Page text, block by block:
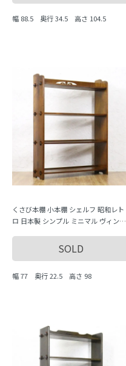
幅 88.5 奥行 34.5 高さ 104.5
くさび本棚 小本棚 シェルフ 昭和レト
ロ 日本製 シンプル ミニマル ヴィンテ
SOLD
幅 77 奥行 22.5 高さ 98